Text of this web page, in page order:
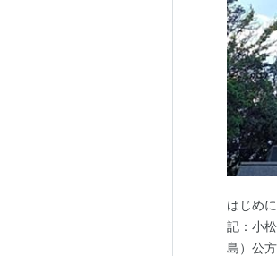
はじめ
記：小
島）公